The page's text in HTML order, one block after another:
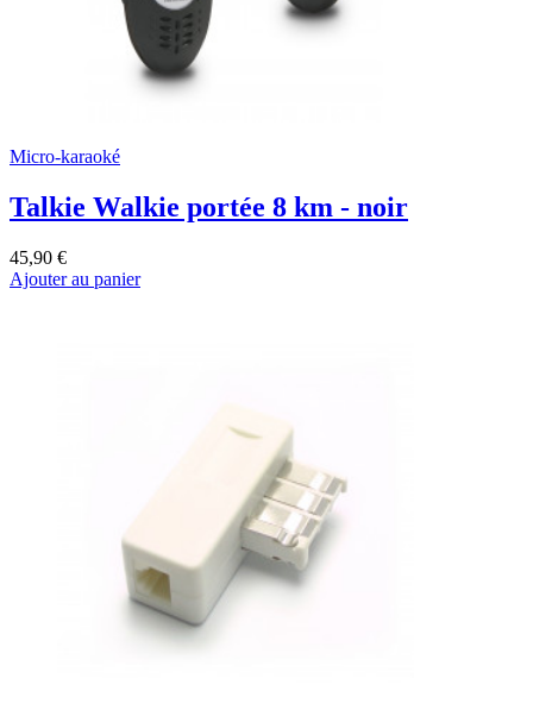
Micro-karaoké
Talkie Walkie portée 8 km - noir
45,90 €
Ajouter au panier